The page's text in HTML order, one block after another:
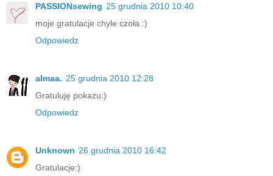
PASSIONsewing 25 grudnia 2010 10:40
moje gratulacje chyle czoła :)
Odpowiedz
almaa. 25 grudnia 2010 12:28
Gratuluję pokazu:)
Odpowiedz
Unknown 26 grudnia 2010 16:42
Gratulacje:)